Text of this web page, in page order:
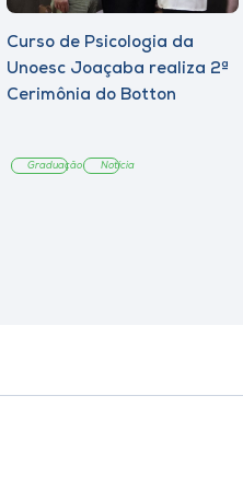
Curso de Psicologia da
Unoesc Joaçaba realiza 2ª
Cerimônia do Botton
Graduação Notícia